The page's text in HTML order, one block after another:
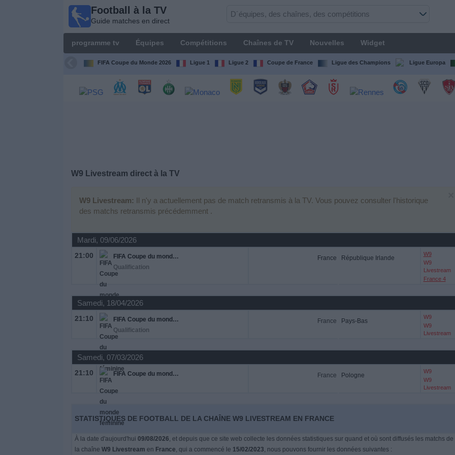
Football à la TV
Guide matches en direct
programme tv Équipes Compétitions Chaînes de TV Nouvelles Widget
FIFA Coupe du Monde 2026 Ligue 1 Ligue 2 Coupe de France Ligue des Champions Ligue Europa
W9 Livestream direct à la TV
W9 Livestream: Il n'y a actuellement pas de match retransmis à la TV. Vous pouvez consulter l'historique
des matchs retransmis précédemment .
Mardi, 09/06/2026
21:00
FIFA Coupe du monde féminine
Qualification
France République Irlande
W9
W9
Livestream
France 4
Samedi, 18/04/2026
21:10
FIFA Coupe du monde féminine
Qualification
France Pays-Bas
W9
W9
Livestream
Samedi, 07/03/2026
21:10 FIFA Coupe du monde féminine France Pologne
W9
W9
Livestream
STATISTIQUES DE FOOTBALL DE LA CHAÎNE W9 LIVESTREAM EN FRANCE
À la date d'aujourd'hui 09/08/2026, et depuis que ce site web collecte les données statistiques sur quand et où sont diffusés les matchs de
la chaîne W9 Livestream en France, qui a commencé le 15/02/2023, nous pouvons fournir les données suivantes :